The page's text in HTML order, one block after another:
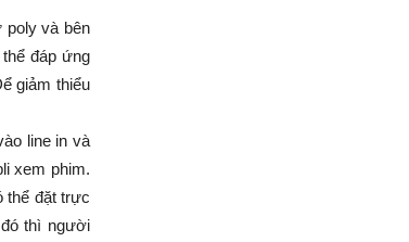
poly và bên
đáp ứng
giảm thiểu
line in và
xem phim.
thể đặt trực
thì người